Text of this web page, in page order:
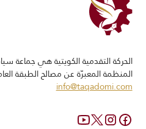
الحركة التقدمیة الكویتیة ھي جماعة
المنظمة المعبرّة عن مصالح الطبقة
info@taqadomi.com